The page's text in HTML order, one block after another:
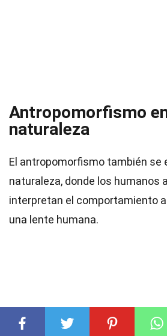
Antropomorfismo
naturaleza
El antropomorfismo también se
naturaleza, donde los humanos
interpretan el comportamiento
una lente humana.